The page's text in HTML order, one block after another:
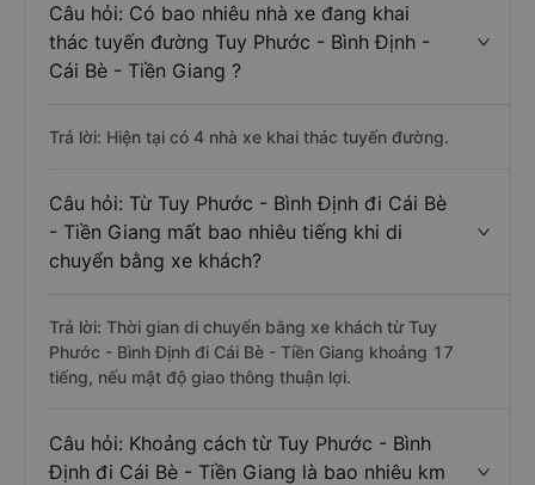
Câu hỏi: Có bao nhiêu nhà xe đang khai
thác tuyến đường Tuy Phước - Bình Định -
Cái Bè - Tiền Giang ?
Trả lời: Hiện tại có 4 nhà xe khai thác tuyến đường.
Câu hỏi: Từ Tuy Phước - Bình Định đi Cái Bè
- Tiền Giang mất bao nhiêu tiếng khi di
chuyển bằng xe khách?
Trả lời: Thời gian di chuyển bằng xe khách từ Tuy
Phước - Bình Định đi Cái Bè - Tiền Giang khoảng 17
tiếng, nếu mật độ giao thông thuận lợi.
Câu hỏi: Khoảng cách từ Tuy Phước - Bình
Định đi Cái Bè - Tiền Giang là bao nhiêu km